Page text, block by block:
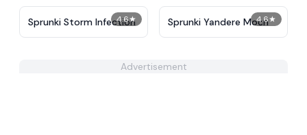
4.6★
Sprunki Storm Infection 4.6★
Sprunki Yandere Moch
Advertisement